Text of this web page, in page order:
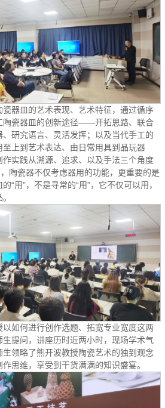
器皿的艺术表现、艺术特征，通过循序
陶瓷器皿的创新途径——开拓思路、联合
研究语言、灵活发挥；以及当代手工的
上到艺术表达、由日常用具到品玩器
实践从溯源、追求、以及手法三个角度
陶瓷器不仅考虑器用的功能，更重要的是
“用”，不是寻常的“用”，它不仅可以用，
如何进行创作选题、拓宽专业宽度这两
提问，讲座历时近两小时，现场学术气
领略了熊开波教授陶瓷艺术的独到观念
思维，享受到干货满满的知识盛宴。